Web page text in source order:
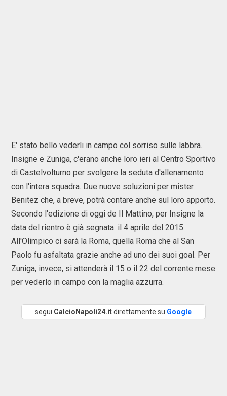
E' stato bello vederli in campo col sorriso sulle labbra.
Insigne e Zuniga, c'erano anche loro ieri al Centro Sportivo
di Castelvolturno per svolgere la seduta d'allenamento
con l'intera squadra. Due nuove soluzioni per mister
Benitez che, a breve, potrà contare anche sul loro apporto.
Secondo l'edizione di oggi de Il Mattino, per Insigne la
data del rientro è già segnata: il 4 aprile del 2015.
All'Olimpico ci sarà la Roma, quella Roma che al San
Paolo fu asfaltata grazie anche ad uno dei suoi goal. Per
Zuniga, invece, si attenderà il 15 o il 22 del corrente mese
per vederlo in campo con la maglia azzurra.
segui CalcioNapoli24.itdirettamente su Google